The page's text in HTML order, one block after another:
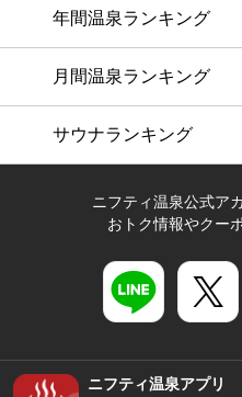
年間温泉ランキング
月間温泉ランキング
サウナランキング
ニフティ温泉公式ア
おトク情報やクー
ニフティ温泉アプリ